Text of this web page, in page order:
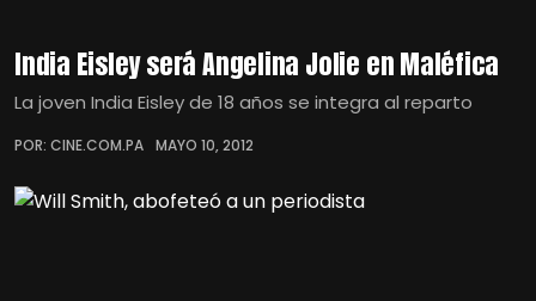
India Eisley será Angelina Jolie en Maléfica
La joven India Eisley de 18 años se integra al reparto
POR: CINE.COM.PA MAYO 10, 2012